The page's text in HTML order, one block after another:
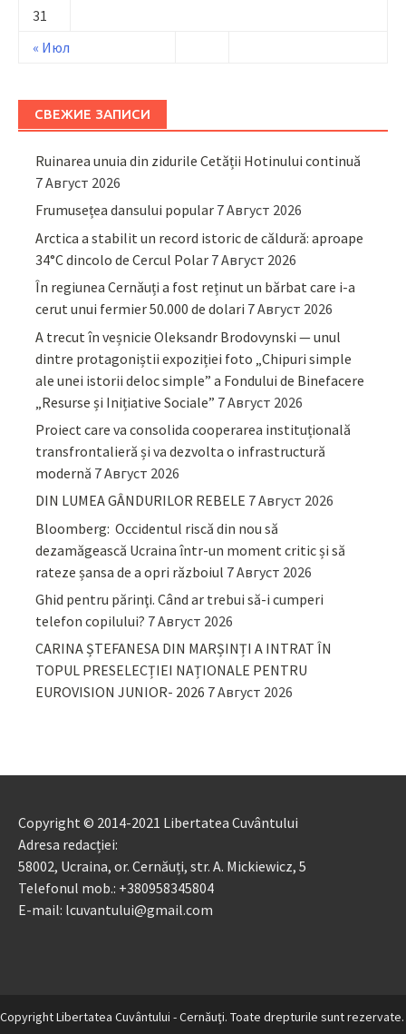
« Июл
31
СВЕЖИЕ ЗАПИСИ
Ruinarea unuia din zidurile Cetății Hotinului continuă
7 Август 2026
Frumusețea dansului popular 7 Август 2026
Arctica a stabilit un record istoric de căldură: aproape
34°C dincolo de Cercul Polar 7 Август 2026
În regiunea Cernăuți a fost reținut un bărbat care i-a
cerut unui fermier 50.000 de dolari 7 Август 2026
A trecut în veșnicie Oleksandr Brodovynski — unul
dintre protagoniștii expoziției foto „Chipuri simple
ale unei istorii deloc simple” a Fondului de Binefacere
„Resurse și Inițiative Sociale” 7 Август 2026
Proiect care va consolida cooperarea instituțională
transfrontalieră și va dezvolta o infrastructură
modernă 7 Август 2026
DIN LUMEA GÂNDURILOR REBELE 7 Август 2026
Bloomberg: Occidentul riscă din nou să
dezamăgească Ucraina într-un moment critic și să
rateze șansa de a opri războiul 7 Август 2026
Ghid pentru părinţi. Când ar trebui să-i cumperi
telefon copilului? 7 Август 2026
CARINA ȘTEFANESA DIN MARȘINȚI A INTRAT ÎN
TOPUL PRESELECȚIEI NAȚIONALE PENTRU
EUROVISION JUNIOR- 2026 7 Август 2026
Copyright © 2014-2021 Libertatea Cuvântului
Adresa redacției:
58002, Ucraina, or. Cernăuți, str. A. Mickiewicz, 5
Telefonul mob.: +380958345804
E-mail: lcuvantului@gmail.com
Copyright Libertatea Cuvântului - Cernăuţi. Toate drepturile sunt rezervate.